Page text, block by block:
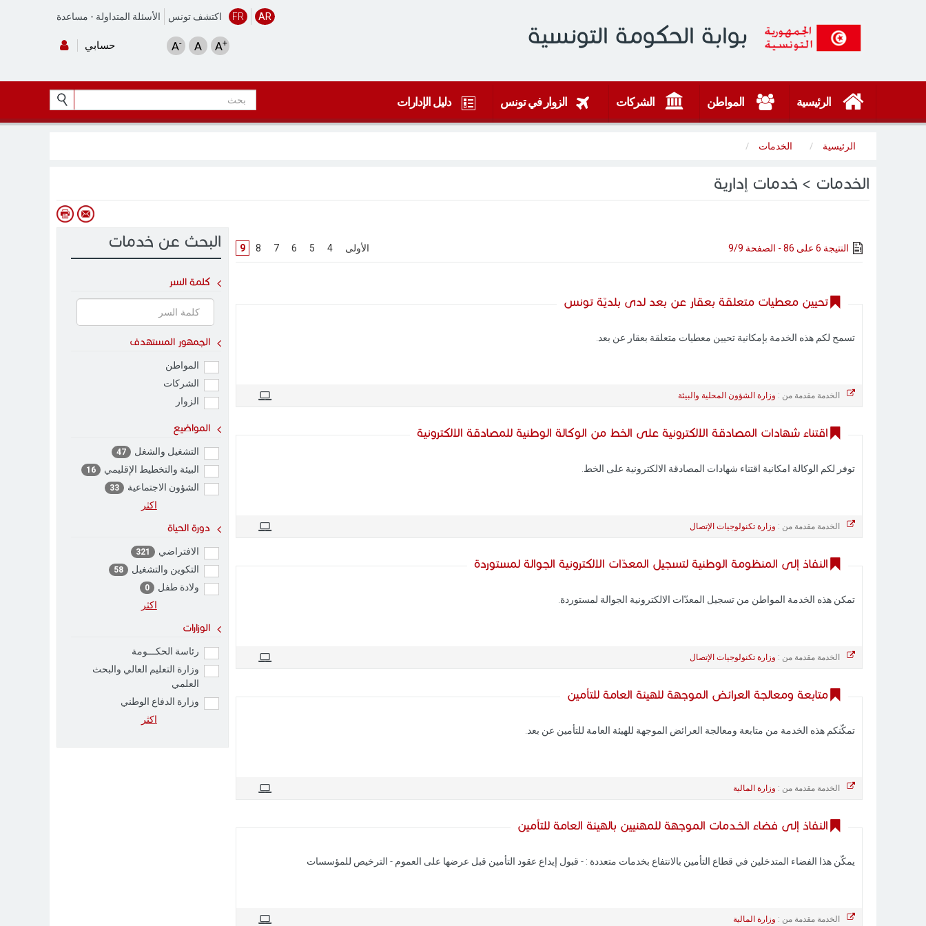
بوابة الحكومة التونسية
الأسئلة المتداولة - مساعدة اكتشف تونس FR AR
حسابي A- A A+
الرئيسية المواطن الشركات الزوار في تونس دليل الإدارات
الرئيسية الخدمات
الخدمات > خدمات إدارية
النتيجة 6 على 86 - الصفحة 9/9 الأولى 4
5
6
7
8
9
تحيين معطيات متعلقة بعقار عن بعد لدى بلديّة تونس
تسمح لكم هذه الخدمة بإمكانية تحيين معطيات متعلقة بعقار عن بعد.
الخدمة مقدمة من : وزارة الشؤون المحلية والبيئة
اقتناء شهادات المصادقة الالكترونية على الخط من الوكالة الوطنية للمصادقة الالكترونية
توفر لكم الوكالة امكانية اقتناء شهادات المصادقة الالكترونية على الخط.
الخدمة مقدمة من : وزارة تكنولوجيات الإتصال
النفاذ إلى المنظومة الوطنية لتسجيل المعدّات الالكترونية الجوالة لمستوردة
تمكن هذه الخدمة المواطن من تسجيل المعدّات الالكترونية الجوالة لمستوردة.
الخدمة مقدمة من : وزارة تكنولوجيات الإتصال
متابعة ومعالجة العرائض الموجهة للهيئة العامة للتأمين
تمكّنكم هذه الخدمة من متابعة ومعالجة العرائض الموجهة للهيئة العامة للتأمين عن بعد.
الخدمة مقدمة من : وزارة المالية
النفاذ إلى فضاء الخـدمات الموجهة للمهنيين بالهيئة العامة للتأمين
يمكّن هذا الفضاء المتدخلين في قطاع التأمين بالانتفاع بخدمات متعددة : - قبول إيداع عقود التأمين قبل عرضها على العموم - الترخيص للمؤسسات
الخدمة مقدمة من : وزارة المالية
البحث عن خدمات
كلمة السر
الجمهور المستهدف
المواطن
الشركات
الزوار
المواضيع
التشغيل والشغل 47
البيئة والتخطيط الإقليمي 16
الشؤون الاجتماعية 33
اکثر
دورة الحياة
الافتراضي 321
التكوين والتشغيل 58
ولادة طفل 0
اکثر
الوزارات
رئاسة الحكـــومة
وزارة التعليم العالي والبحث
العلمي
وزارة الدفاع الوطني
اکثر